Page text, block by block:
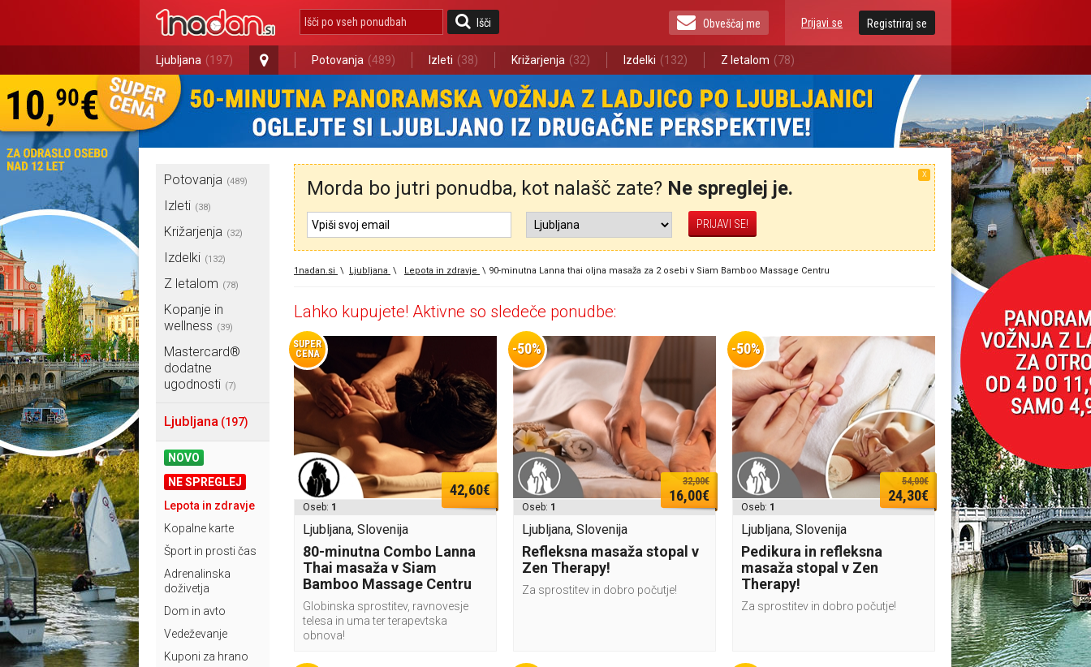
Išči Prijavi se Registriraj se
Obveščaj me
Ljubljana (197) Potovanja (489) Izleti (38) Križarjenja (32) Izdelki (132) Z letalom (78)
Potovanja (489)
Izleti (38)
Križarjenja (32)
Izdelki (132)
Z letalom (78)
Kopanje in
wellness (39)
Mastercard®
dodatne
ugodnosti (7)
Ljubljana (197)
NOVO
NE SPREGLEJ
Lepota in zdravje
Kopalne karte
Šport in prosti čas
Adrenalinska
doživetja
Dom in avto
Vedeževanje
Kuponi za hrano
X
Morda bo jutri ponudba, kot nalašč zate? Ne spreglej je.
1nadan.si \ Ljubljana \ Lepota in zdravje \ 90-minutna Lanna thai oljna masaža za 2 osebi v Siam Bamboo Massage Centru
Lahko kupujete! Aktivne so sledeče ponudbe:
SUPER
CENA
42,60€
Oseb: 1
Ljubljana, Slovenija
80-minutna Combo Lanna
Thai masaža v Siam
Bamboo Massage Centru
Globinska sprostitev, ravnovesje
telesa in uma ter terapevtska
obnova!
-50%
32,00€
16,00€
Oseb: 1
Ljubljana, Slovenija
Refleksna masaža stopal v
Zen Therapy!
Za sprostitev in dobro počutje!
-50%
54,00€
24,30€
Oseb: 1
Ljubljana, Slovenija
Pedikura in refleksna
masaža stopal v Zen
Therapy!
Za sprostitev in dobro počutje!